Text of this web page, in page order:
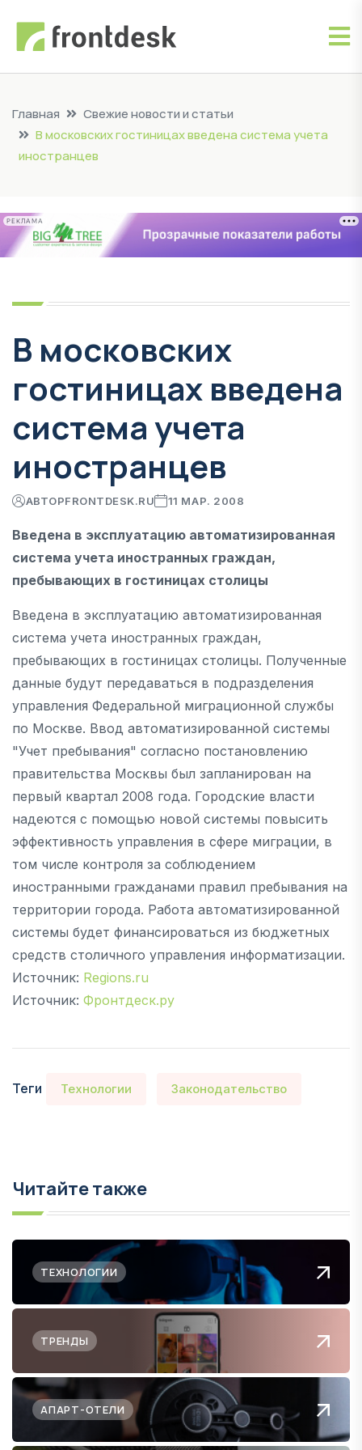
Главная
Свежие новости и статьи
В московских гостиницах введена система учета
иностранцев
РЕКЛАМА
В московских
гостиницах введена
система учета
иностранцев
АВТОРFRONTDESK.RU 11 МАР. 2008
Введена в эксплуатацию автоматизированная
система учета иностранных граждан,
пребывающих в гостиницах столицы
Введена в эксплуатацию автоматизированная
система учета иностранных граждан,
пребывающих в гостиницах столицы. Полученные
данные будут передаваться в подразделения
управления Федеральной миграционной службы
по Москве. Ввод автоматизированной системы
"Учет пребывания" согласно постановлению
правительства Москвы был запланирован на
первый квартал 2008 года. Городские власти
надеются с помощью новой системы повысить
эффективность управления в сфере миграции, в
том числе контроля за соблюдением
иностранными гражданами правил пребывания на
территории города. Работа автоматизированной
системы будет финансироваться из бюджетных
средств столичного управления информатизации.
Источник: Regions.ru
Источник: Фронтдеск.ру
Теги Технологии Законодательство
Читайте также
ТЕХНОЛОГИИ
ТРЕНДЫ
АПАРТ-ОТЕЛИ